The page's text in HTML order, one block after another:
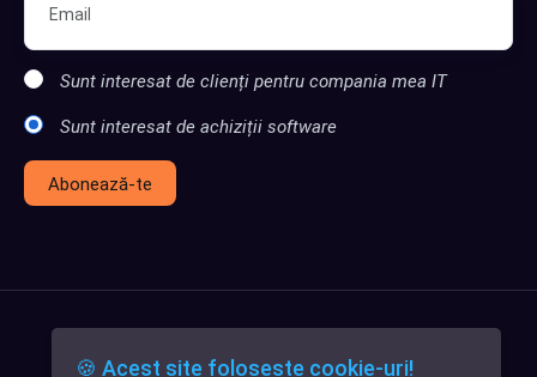
Sunt interesat de clienți pentru compania mea IT
Sunt interesat de achiziții software
Abonează-te
🍪 Acest site folosește cookie-uri!